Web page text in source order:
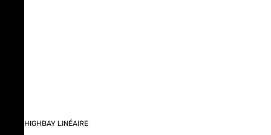
HIGHBAY LINÉAIRE